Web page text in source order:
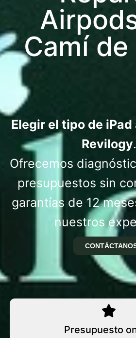
Camí de
Elegir el tipo de iPad
Revilogy.
Ofrecemos
presupuestos sin
garantías de 12
nuestros
Presupuesto